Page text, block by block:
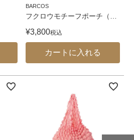
BARCOS
フクロウモチーフポーチ（
¥3,800税込
カートに入れる